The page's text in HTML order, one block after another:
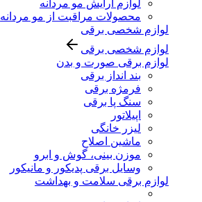
لوازم آرایش مو مردانه
محصولات مراقبت از مو مردانه
لوازم شخصی برقی
لوازم شخصی برقی
لوازم برقی صورت و بدن
بند انداز برقی
فرمژه برقی
سنگ پا برقی
اپیلاتور
لیزر خانگی
ماشین اصلاح
موزن بینی، گوش و ابرو
وسایل برقی پدیکور و مانیکور
لوازم برقی سلامت و بهداشت